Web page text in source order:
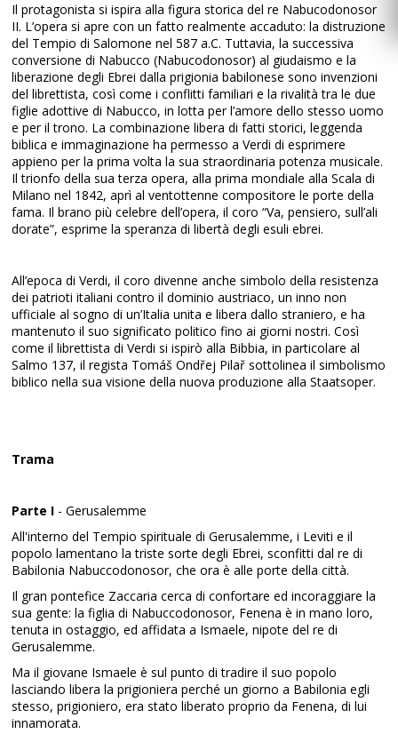
Il protagonista si ispira alla figura storica del re Nabucodonosor
II. L’opera si apre con un fatto realmente accaduto: la distruzione
del Tempio di Salomone nel 587 a.C. Tuttavia, la successiva
conversione di Nabucco (Nabucodonosor) al giudaismo e la
liberazione degli Ebrei dalla prigionia babilonese sono invenzioni
del librettista, così come i conflitti familiari e la rivalità tra le due
figlie adottive di Nabucco, in lotta per l’amore dello stesso uomo
e per il trono. La combinazione libera di fatti storici, leggenda
biblica e immaginazione ha permesso a Verdi di esprimere
appieno per la prima volta la sua straordinaria potenza musicale.
Il trionfo della sua terza opera, alla prima mondiale alla Scala di
Milano nel 1842, aprì al ventottenne compositore le porte della
fama. Il brano più celebre dell’opera, il coro “Va, pensiero, sull’ali
dorate”, esprime la speranza di libertà degli esuli ebrei.
All’epoca di Verdi, il coro divenne anche simbolo della resistenza
dei patrioti italiani contro il dominio austriaco, un inno non
ufficiale al sogno di un’Italia unita e libera dallo straniero, e ha
mantenuto il suo significato politico fino ai giorni nostri. Così
come il librettista di Verdi si ispirò alla Bibbia, in particolare al
Salmo 137, il regista Tomáš Ondřej Pilař sottolinea il simbolismo
biblico nella sua visione della nuova produzione alla Staatsoper.
Trama
Parte I - Gerusalemme
All'interno del Tempio spirituale di Gerusalemme, i Leviti e il
popolo lamentano la triste sorte degli Ebrei, sconfitti dal re di
Babilonia Nabuccodonosor, che ora è alle porte della città.
Il gran pontefice Zaccaria cerca di confortare ed incoraggiare la
sua gente: la figlia di Nabuccodonosor, Fenena è in mano loro,
tenuta in ostaggio, ed affidata a Ismaele, nipote del re di
Gerusalemme.
Ma il giovane Ismaele è sul punto di tradire il suo popolo
lasciando libera la prigioniera perché un giorno a Babilonia egli
stesso, prigioniero, era stato liberato proprio da Fenena, di lui
innamorata.